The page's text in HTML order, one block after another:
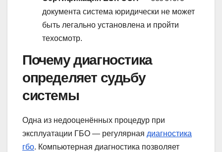
документа система юридически не может
быть легально установлена и пройти
техосмотр.
Почему диагностика
определяет судьбу
системы
Одна из недооценённых процедур при
эксплуатации ГБО — регулярная диагностика
гбо. Компьютерная диагностика позволяет